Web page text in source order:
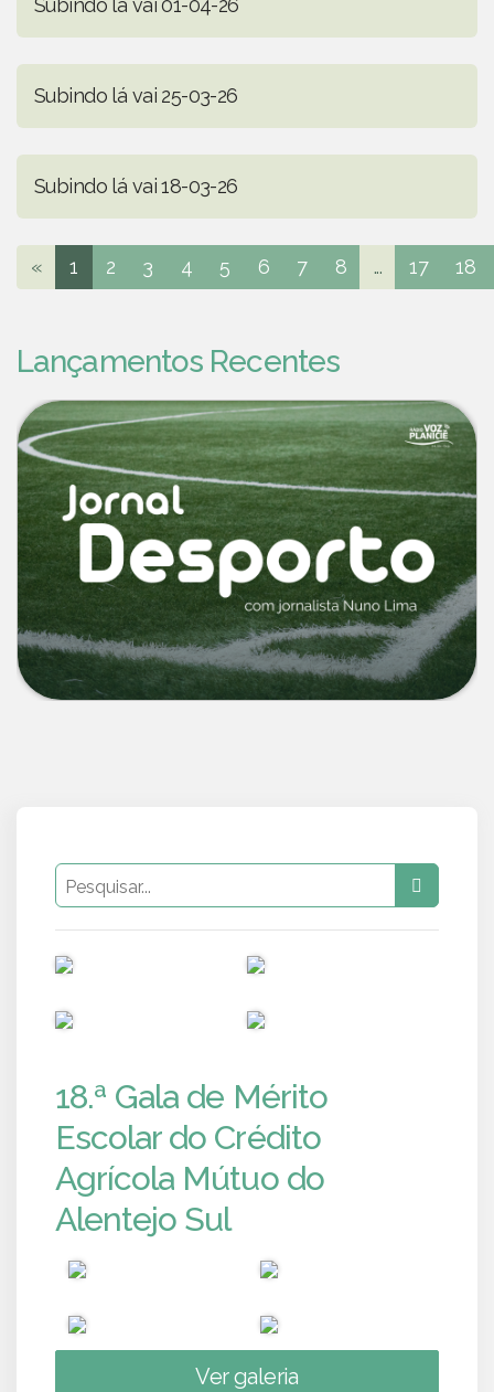
Subindo lá vai 01-04-26
Subindo lá vai 25-03-26
Subindo lá vai 18-03-26
« 1 2 3 4 5 6 7 8 ... 17 18
Lançamentos Recentes
18.ª Gala de Mérito
Escolar do Crédito
Agrícola Mútuo do
Alentejo Sul
Ver galeria